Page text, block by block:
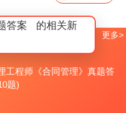
答案
的相关新
工程师《合同管理》真题答
题)
更多>